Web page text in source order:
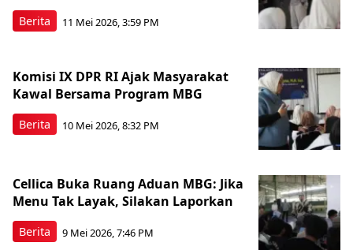
Berita 11 Mei 2026, 3:59 PM
Berita
Komisi IX DPR RI Ajak Masyarakat
Kawal Bersama Program MBG
10 Mei 2026, 8:32 PM
Berita
Cellica Buka Ruang Aduan MBG: Jika
Menu Tak Layak, Silakan Laporkan
9 Mei 2026, 7:46 PM